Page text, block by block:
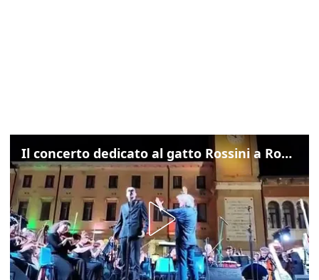
Il concerto dedicato al gatto Rossini a Rovigo: ecco un estratto